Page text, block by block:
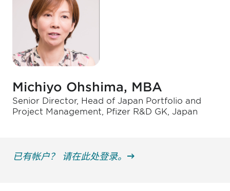
Michiyo Ohshima, MBA
Senior Director, Head of Japan Portfolio and
Project Management, Pfizer R&D GK, Japan
已有帐户？ 请在此处登录。